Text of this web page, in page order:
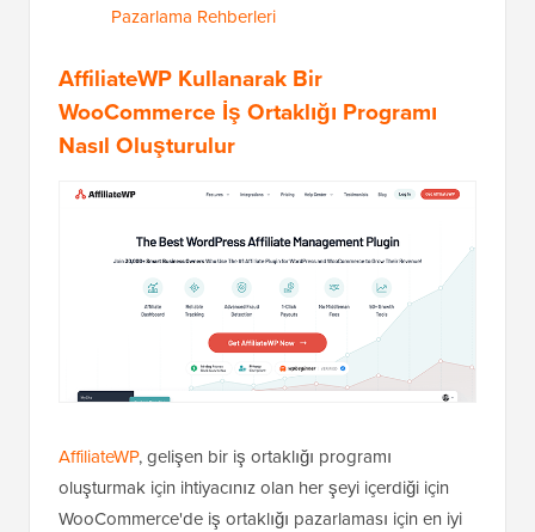
Pazarlama Rehberleri
AffiliateWP Kullanarak Bir
WooCommerce İş Ortaklığı Programı
Nasıl Oluşturulur
AffiliateWP, gelişen bir iş ortaklığı programı
oluşturmak için ihtiyacınız olan her şeyi içerdiği için
WooCommerce'de iş ortaklığı pazarlaması için en iyi